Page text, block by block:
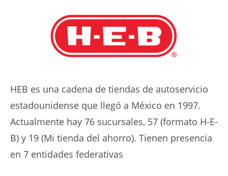
HEB es una cadena de tiendas de autoservicio
estadounidense que llegó a México en 1997.
Actualmente hay 76 sucursales, 57 (formato H-E-
B) y 19 (Mi tienda del ahorro). Tienen presencia
en 7 entidades federativas